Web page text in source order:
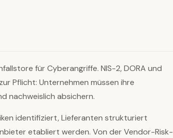
für Cyberangriffe. NIS-2, DORA und
Pflicht: Unternehmen müssen ihre
nachweislich absichern.
identifiziert, Lieferanten strukturiert
etabliert werden. Von der Vendor-Risk-